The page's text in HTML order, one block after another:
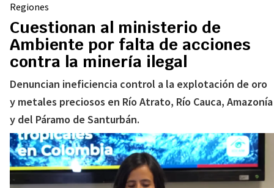
Regiones
Cuestionan al ministerio de
Ambiente por falta de acciones
contra la minería ilegal
Denuncian ineficiencia control a la explotación de oro
y metales preciosos en Río Atrato, Río Cauca, Amazonía
y del Páramo de Santurbán.